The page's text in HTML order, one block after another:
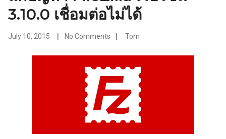
3.10.0 เชื่อมต่อไม่ได้
July 10, 2015 No Comments Tom